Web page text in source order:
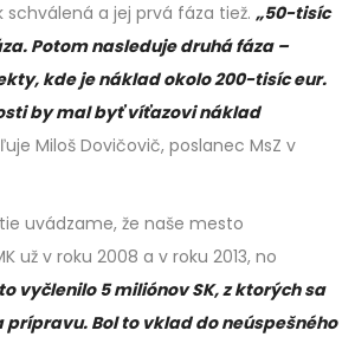
schválená a jej prvá fáza tiež. „50-tisíc
Potom nasleduje druhá fáza –
kde je náklad okolo 200-tisíc eur.
by mal byť víťazovi náklad
Miloš Dovičovič, poslanec MsZ v
uvádzame, že naše mesto
už v roku 2008 a v roku 2013, no
vyčlenilo 5 miliónov SK, z ktorých sa
prípravu. Bol to vklad do neúspešného